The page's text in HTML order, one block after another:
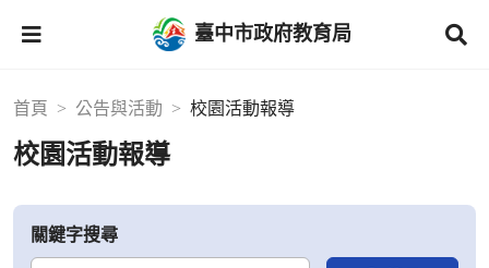
臺中市政府教育局
首頁 公告與活動 校園活動報導
校園活動報導
關鍵字搜尋